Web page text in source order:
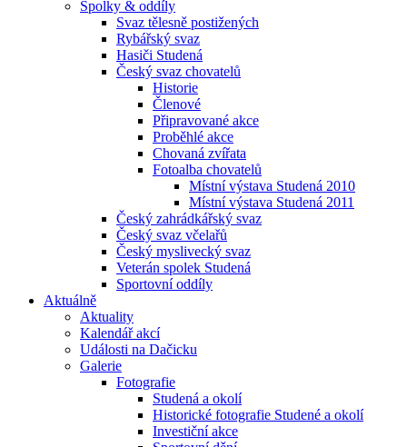
Spolky & oddíly
Svaz tělesně postižených
Rybářský svaz
Hasiči Studená
Český svaz chovatelů
Historie
Členové
Připravované akce
Proběhlé akce
Chovaná zvířata
Fotoalba chovatelů
Místní výstava Studená 2010
Místní výstava Studená 2011
Český zahrádkářský svaz
Český svaz včelařů
Český myslivecký svaz
Veterán spolek Studená
Sportovní oddíly
Aktuálně
Aktuality
Kalendář akcí
Události na Dačicku
Galerie
Fotografie
Studená a okolí
Historické fotografie Studené a okolí
Investiční akce